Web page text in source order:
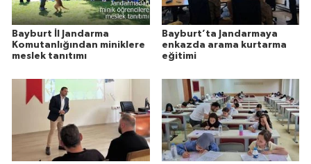
Bayburt İl Jandarma
Komutanlığından miniklere
meslek tanıtımı
Bayburt’ta Jandarmaya
enkazda arama kurtarma
eğitimi